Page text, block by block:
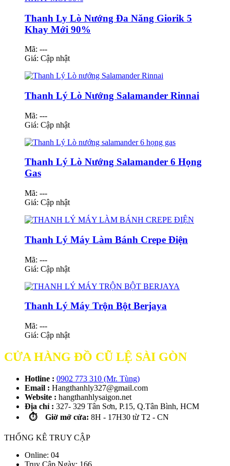
Thanh Ly Lò Nướng Đa Năng Giorik 5
Khay Mới 90%
Mã: ---
Giá: Cập nhật
Thanh Lý Lò Nướng Salamander Rinnai
Mã: ---
Giá: Cập nhật
Thanh Lý Lò Nướng Salamander 6 Họng
Gas
Mã: ---
Giá: Cập nhật
Thanh Lý Máy Làm Bánh Crepe Điện
Mã: ---
Giá: Cập nhật
Thanh Lý Máy Trộn Bột Berjaya
Mã: ---
Giá: Cập nhật
CỬA HÀNG ĐỒ CŨ LỆ SÀI GÒN
Hotline : 0902 773 310 (Mr. Tùng)
Email : Hangthanhly327@gmail.com
Website : hangthanhlysaigon.net
Địa chỉ : 327- 329 Tân Sơn, P.15, Q.Tân Bình, HCM
⏱️ Giờ mở cửa: 8H - 17H30 từ T2 - CN
THỐNG KÊ TRUY CẬP
Online: 04
Truy Cập Ngày: 166